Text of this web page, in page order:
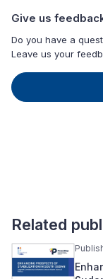
Give us
Do you have a
Leave us your
Related